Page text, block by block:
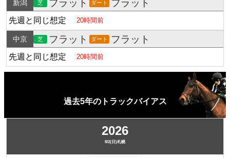
新潟 芝 フラット ダート フラット
先週と同じ想定 20時間前
中京 芝 フラット ダート フラット
先週と同じ想定 20時間前
過去5年のトラックバイアス
2026
8/2(日)札幌